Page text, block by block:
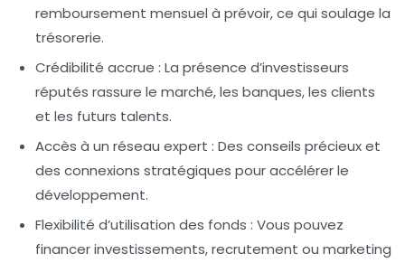
remboursement mensuel à prévoir, ce qui soulage la
trésorerie.
Crédibilité accrue : La présence d’investisseurs
réputés rassure le marché, les banques, les clients
et les futurs talents.
Accès à un réseau expert : Des conseils précieux et
des connexions stratégiques pour accélérer le
développement.
Flexibilité d’utilisation des fonds : Vous pouvez
financer investissements, recrutement ou marketing